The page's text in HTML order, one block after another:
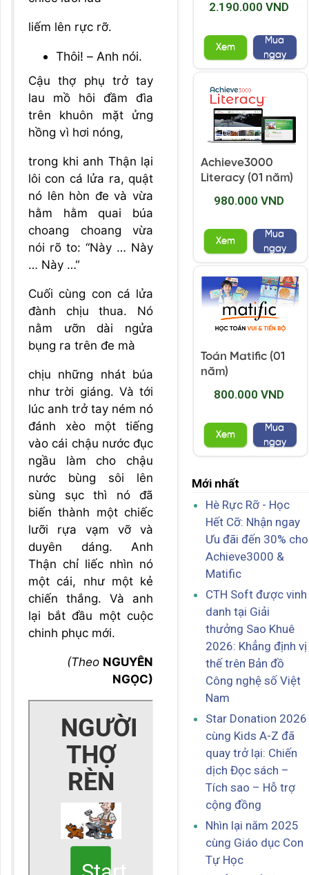
liếm lên rực rỡ.
Thôi! – Anh nói.
Cậu thợ phụ trở tay
lau mồ hôi đầm đìa
trên khuôn mặt ửng
hồng vì hơi nóng,
trong khi anh Thận lại
lôi con cá lửa ra, quật
nó lên hòn đe và vừa
hằm hằm quai búa
choang choang vừa
nói rõ to: “Này … Này
… Này …”
Cuối cùng con cá lửa
đành chịu thua. Nó
nằm ưỡn dài ngửa
bụng ra trên đe mà
chịu những nhát búa
như trời giáng. Và tới
lúc anh trở tay ném nó
đánh xèo một tiếng
vào cái chậu nước đục
ngầu làm cho chậu
nước bùng sôi lên
sùng sục thì nó đã
biến thành một chiếc
lưỡi rựa vạm vỡ và
duyên dáng. Anh
Thận chỉ liếc nhìn nó
một cái, như một kẻ
chiến thắng. Và anh
lại bắt đầu một cuộc
chinh phục mới.
(Theo NGUYÊN
NGỌC)
2.190.000 VND
Xem
Mua
ngay
Achieve3000
Literacy (01 năm)
980.000 VND
Xem
Mua
ngay
Toán Matific (01
năm)
800.000 VND
Xem
Mua
ngay
Mới nhất
Hè Rực Rỡ - Học
Hết Cỡ: Nhận ngay
Ưu đãi đến 30% cho
Achieve3000 &
Matific
CTH Soft được vinh
danh tại Giải
thưởng Sao Khuê
2026: Khẳng định vị
thế trên Bản đồ
Công nghệ số Việt
Nam
Star Donation 2026
cùng Kids A-Z đã
quay trở lại: Chiến
dịch Đọc sách –
Tích sao – Hỗ trợ
cộng đồng
Nhìn lại năm 2025
cùng Giáo dục Con
Tự Học